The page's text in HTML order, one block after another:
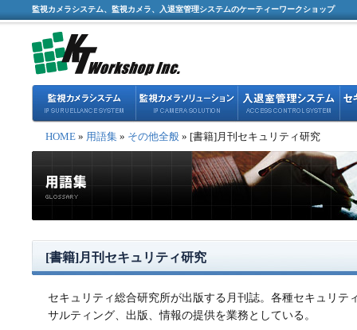
監視カメラシステム、監視カメラ、入退室管理システムのケーティーワークショップ
HOME » 用語集 » その他全般 » [書籍]月刊セキュリティ研究
[書籍]月刊セキュリティ研究
セキュリティ総合研究所が出版する月刊誌。各種セキュリテ
サルティング、出版、情報の提供を業務としている。